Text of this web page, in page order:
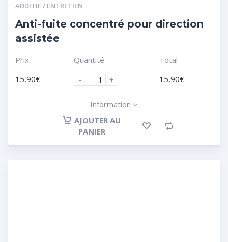
ADDITIF / ENTRETIEN
Anti-fuite concentré pour direction
assistée
Prix
15,90€
Quantité
-
+
Total
15,90€
Information
AJOUTER AU
PANIER